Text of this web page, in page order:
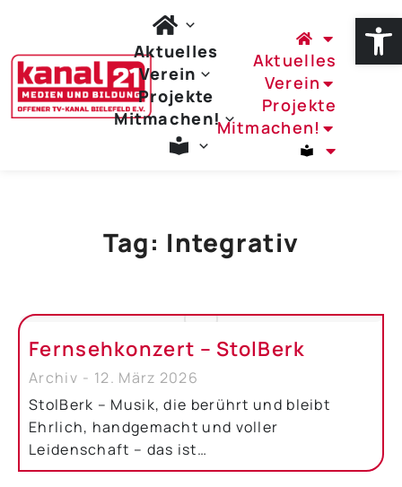
Aktuelles
Verein
Projekte
Mitmachen!
Aktuelles
Verein
Projekte
Mitmachen!
Tag: Integrativ
Fernsehkonzert – StolBerk
Archiv
12. März 2026
StolBerk – Musik, die berührt und bleibt
Ehrlich, handgemacht und voller
Leidenschaft – das ist…